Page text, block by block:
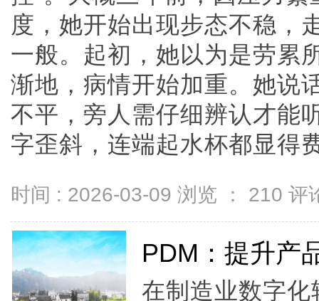
度，她开始出现步态不稳，
一般。起初，她以为是劳累
渐地，病情开始加重。她说
不平，旁人需仔细辨认才能
字歪斜，连端起水杯都显得
时间 : 2026-03-09 浏览 ： 210 评
PDM：提升产
在制造业数字